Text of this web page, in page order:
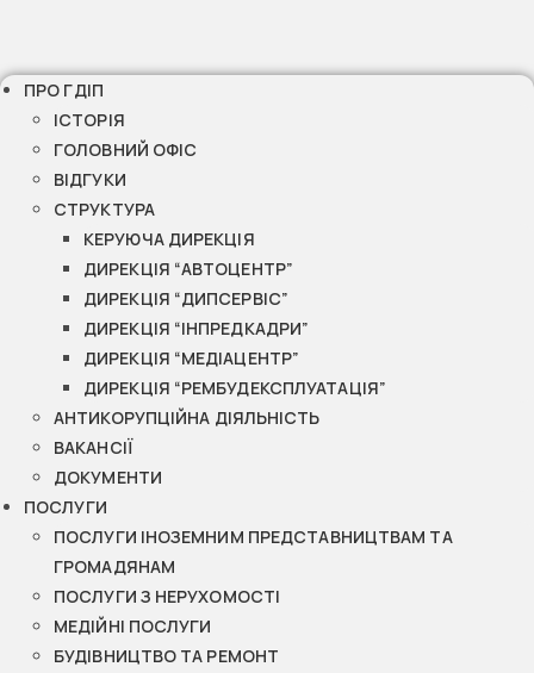
ПРО ГДІП
ІСТОРІЯ
ГОЛОВНИЙ ОФІС
ВІДГУКИ
СТРУКТУРА
КЕРУЮЧА ДИРЕКЦІЯ
ДИРЕКЦІЯ “АВТОЦЕНТР”
ДИРЕКЦІЯ “ДИПСЕРВІС”
ДИРЕКЦІЯ “ІНПРЕДКАДРИ”
ДИРЕКЦІЯ “МЕДІАЦЕНТР”
ДИРЕКЦІЯ “РЕМБУДЕКСПЛУАТАЦІЯ”
АНТИКОРУПЦІЙНА ДІЯЛЬНІСТЬ
ВАКАНСІЇ
ДОКУМЕНТИ
ПОСЛУГИ
ПОСЛУГИ ІНОЗЕМНИМ ПРЕДСТАВНИЦТВАМ ТА
ГРОМАДЯНАМ
ПОСЛУГИ З НЕРУХОМОСТІ
МЕДІЙНІ ПОСЛУГИ
БУДІВНИЦТВО ТА РЕМОНТ